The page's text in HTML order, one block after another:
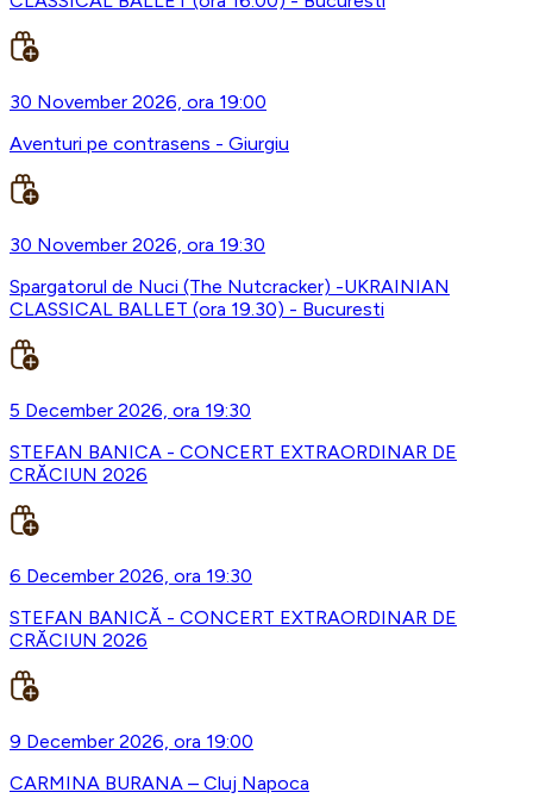
30 November 2026, ora 19:00
Aventuri pe contrasens - Giurgiu
30 November 2026, ora 19:30
Spargatorul de Nuci (The Nutcracker) -UKRAINIAN
CLASSICAL BALLET (ora 19.30) - Bucuresti
5 December 2026, ora 19:30
STEFAN BANICA - CONCERT EXTRAORDINAR DE
CRĂCIUN 2026
6 December 2026, ora 19:30
STEFAN BANICĂ - CONCERT EXTRAORDINAR DE
CRĂCIUN 2026
9 December 2026, ora 19:00
CARMINA BURANA – Cluj Napoca